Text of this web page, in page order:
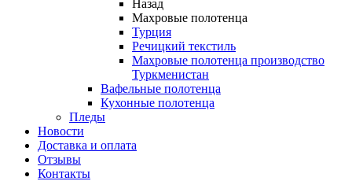
Назад
Махровые полотенца
Турция
Речицкий текстиль
Махровые полотенца производство
Туркменистан
Вафельные полотенца
Кухонные полотенца
Пледы
Новости
Доставка и оплата
Отзывы
Контакты